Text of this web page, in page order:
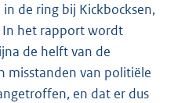
de ring bij Kickbocksen,
het rapport wordt
de helft van de
misstanden van politiële
en dat er dus